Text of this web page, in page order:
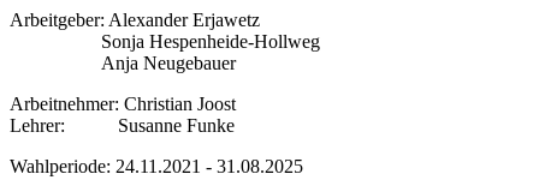
Arbeitgeber: Alexander Erjawetz
Sonja Hespenheide-Hollweg
Anja Neugebauer
Arbeitnehmer: Christian Joost
Lehrer: Susanne Funke
Wahlperiode: 24.11.2021 - 31.08.2025